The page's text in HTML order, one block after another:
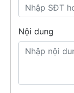
Nội dung